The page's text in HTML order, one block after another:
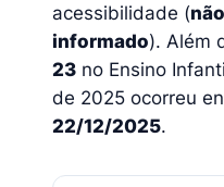
acessibilidade (
informado). Além
23 no Ensino
de 2025 ocorreu
22/12/2025.